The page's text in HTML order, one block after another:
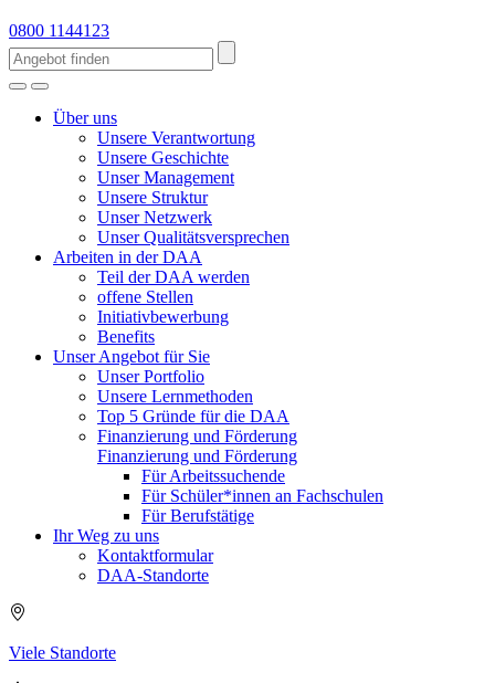
0800 1144123
Über uns
Unsere Verantwortung
Unsere Geschichte
Unser Management
Unsere Struktur
Unser Netzwerk
Unser Qualitätsversprechen
Arbeiten in der DAA
Teil der DAA werden
offene Stellen
Initiativbewerbung
Benefits
Unser Angebot für Sie
Unser Portfolio
Unsere Lernmethoden
Top 5 Gründe für die DAA
Finanzierung und Förderung
Finanzierung und Förderung
Für Arbeitssuchende
Für Schüler*innen an Fachschulen
Für Berufstätige
Ihr Weg zu uns
Kontaktformular
DAA-Standorte
Viele Standorte